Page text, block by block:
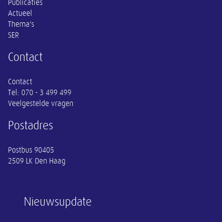
Nieuwsupdate
Publicaties
Actueel
Thema's
SER
Contact
Contact
Tel: 070 - 3 499 499
Veelgestelde vragen
Postadres
Postbus 90405
2509 LK Den Haag